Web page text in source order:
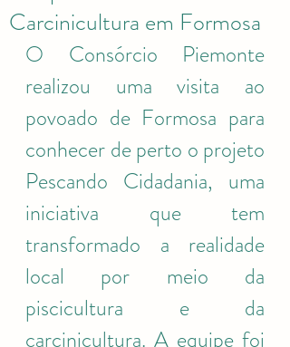
Carcinicultura em Formosa
O Consórcio Piemonte
realizou uma visita ao
povoado de Formosa para
conhecer de perto o projeto
Pescando Cidadania, uma
iniciativa que tem
transformado a realidade
local por meio da
piscicultura e da
carcinicultura. A equipe foi